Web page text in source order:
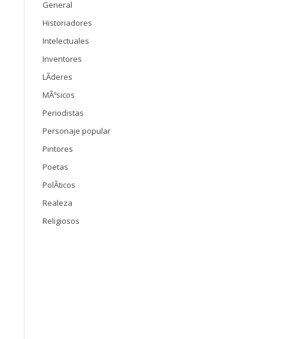
General
Historiadores
Intelectuales
Inventores
LÃ­deres
MÃºsicos
Periodistas
Personaje popular
Pintores
Poetas
PolÃ­ticos
Realeza
Religiosos